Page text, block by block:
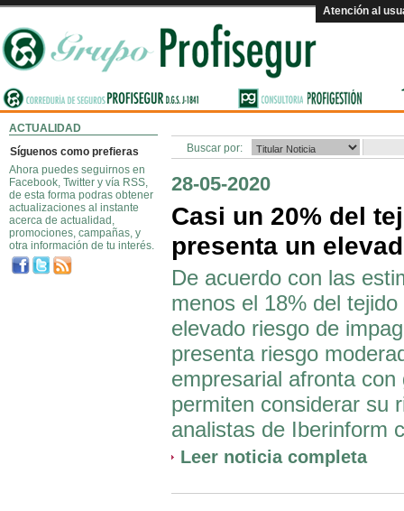
Atención al
ACTUALIDAD
Síguenos como prefieras
Ahora puedes seguirnos en
Facebook, Twitter y vía RSS,
de esta forma podras obtener
actualizaciones al instante
acerca de actualidad,
promociones, campañas, y
otra información de tu interés.
Buscar por:
28-05-2020
Casi un 20% del
presenta un
De acuerdo con las
menos el 18% del
elevado riesgo de
presenta riesgo
empresarial afronta
permiten considerar su
analistas de Iberinform
Leer noticia completa